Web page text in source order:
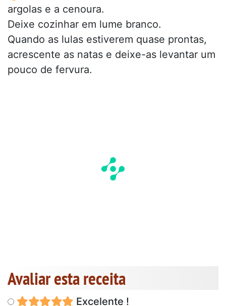
argolas e a cenoura.
Deixe cozinhar em lume branco.
Quando as lulas estiverem quase prontas,
acrescente as natas e deixe-as levantar um
pouco de fervura.
Avaliar esta receita
Excelente !